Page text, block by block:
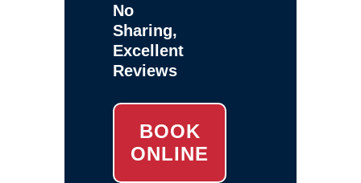
No
Sharing,
Excellent
Reviews
BOOK
ONLINE